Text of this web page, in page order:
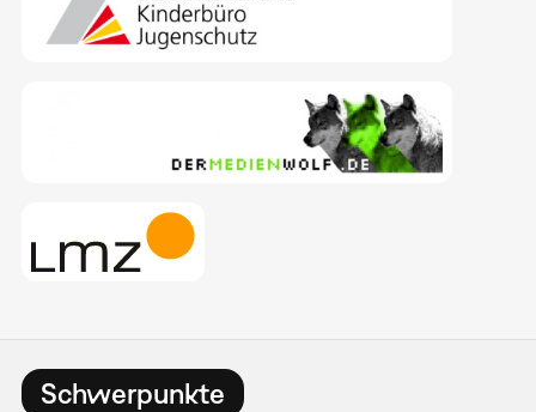
Schwerpunkte